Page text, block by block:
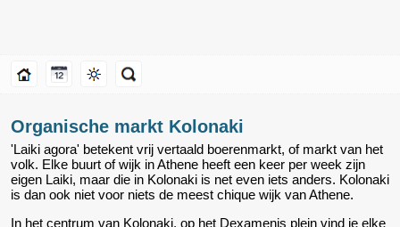
Organische markt Kolonaki
'Laiki agora' betekent vrij vertaald boerenmarkt, of markt van het
volk. Elke buurt of wijk in Athene heeft een keer per week zijn
eigen Laiki, maar die in Kolonaki is net even iets anders. Kolonaki
is dan ook niet voor niets de meest chique wijk van Athene.
In het centrum van Kolonaki, op het Dexamenis plein vind je elke